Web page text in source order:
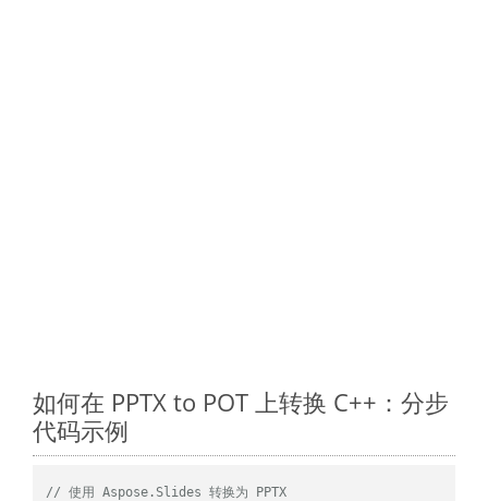
如何在 PPTX to POT 上转换 C++：分步
代码示例
// 使用 Aspose.Slides 转换为 PPTX